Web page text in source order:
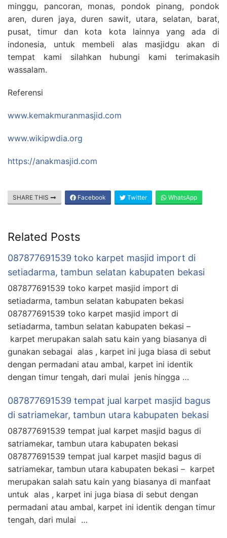
minggu, pancoran, monas, pondok pinang, pondok
aren, duren jaya, duren sawit, utara, selatan, barat,
pusat, timur dan kota kota lainnya yang ada di
indonesia, untuk membeli alas masjidgu akan di
tempat kami silahkan hubungi kami terimakasih
wassalam.
Referensi
www.kemakmuranmasjid.com
www.wikipwdia.org
https://anakmasjid.com
SHARE THIS Facebook Twitter WhatsApp
Related Posts
087877691539 toko karpet masjid import di
setiadarma, tambun selatan kabupaten bekasi
087877691539 toko karpet masjid import di
setiadarma, tambun selatan kabupaten bekasi
087877691539 toko karpet masjid import di
setiadarma, tambun selatan kabupaten bekasi –
karpet merupakan salah satu kain yang biasanya di
gunakan sebagai alas , karpet ini juga biasa di sebut
dengan permadani atau ambal, karpet ini identik
dengan timur tengah, dari mulai jenis hingga …
087877691539 tempat jual karpet masjid bagus
di satriamekar, tambun utara kabupaten bekasi
087877691539 tempat jual karpet masjid bagus di
satriamekar, tambun utara kabupaten bekasi
087877691539 tempat jual karpet masjid bagus di
satriamekar, tambun utara kabupaten bekasi – karpet
merupakan salah satu kain yang biasanya di manfaat
untuk alas , karpet ini juga biasa di sebut dengan
permadani atau ambal, karpet ini identik dengan timur
tengah, dari mulai …